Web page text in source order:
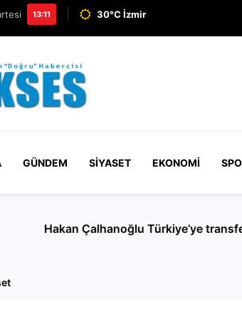
13:11 30°C İzmir
GÜNDEM SIYASET EKONOMI
Çalhanoğlu Türkiye’ye transfer olacak